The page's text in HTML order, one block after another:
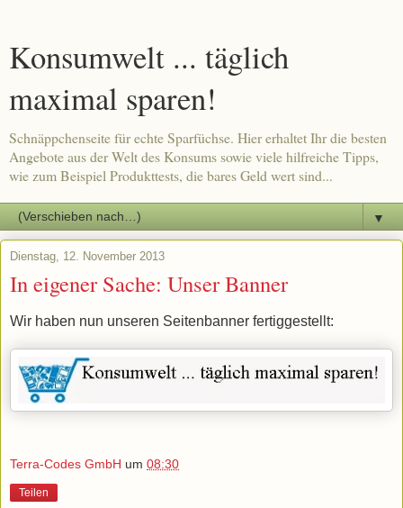
Konsumwelt ... täglich
maximal sparen!
Schnäppchenseite für echte Sparfüchse. Hier erhaltet Ihr die besten
Angebote aus der Welt des Konsums sowie viele hilfreiche Tipps,
wie zum Beispiel Produkttests, die bares Geld wert sind...
▼
Dienstag, 12. November 2013
In eigener Sache: Unser Banner
Wir haben nun unseren Seitenbanner fertiggestellt:
Terra-Codes GmbH um 08:30
Teilen